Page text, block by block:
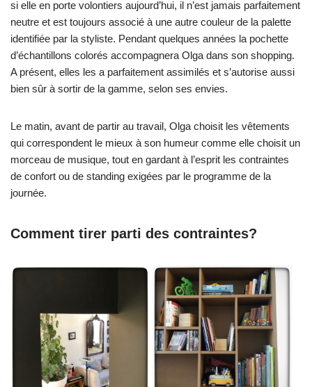
si elle en porte volontiers aujourd’hui, il n’est jamais parfaitement
neutre et est toujours associé à une autre couleur de la palette
identifiée par la styliste. Pendant quelques années la pochette
d’échantillons colorés accompagnera Olga dans son shopping.
A présent, elles les a parfaitement assimilés et s’autorise aussi
bien sûr à sortir de la gamme, selon ses envies.
Le matin, avant de partir au travail, Olga choisit les vêtements
qui correspondent le mieux à son humeur comme elle choisit un
morceau de musique, tout en gardant à l’esprit les contraintes
de confort ou de standing exigées par le programme de la
journée.
Comment tirer parti des contraintes?